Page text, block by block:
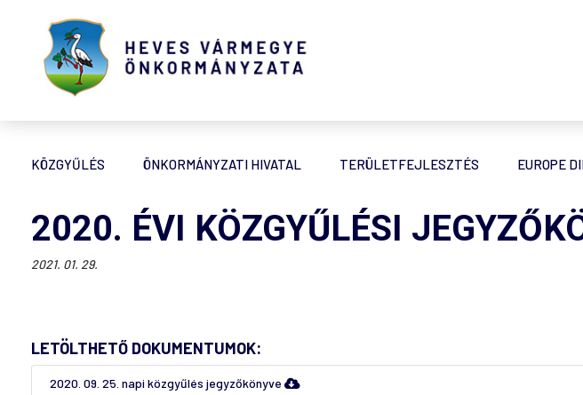
KÖZGYŰLÉS ÖNKORMÁNYZATI HIVATAL TERÜLETFEJLESZTÉS EUROPE
2020. ÉVI KÖZGYŰLÉSI
2021. 01. 29.
LETÖLTHETŐ DOKUMENTUMOK:
2020. 09. 25. napi közgyűlés jegyzőkönyve